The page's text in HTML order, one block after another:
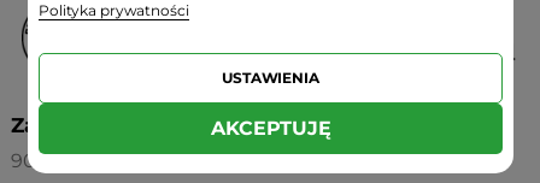
Zawartość:
90 kapsułek
Polityka prywatności
USTAWIENIA
AKCEPTUJĘ